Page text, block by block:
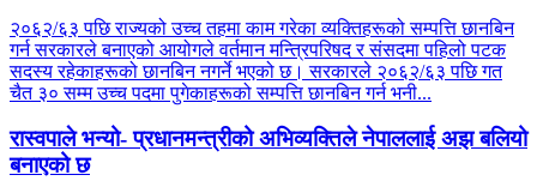
२०६२/६३ पछि राज्यको उच्च तहमा काम गरेका व्यक्तिहरूको सम्पत्ति छानबिन
गर्न सरकारले बनाएको आयोगले वर्तमान मन्त्रिपरिषद र संसदमा पहिलो पटक
सदस्य रहेकाहरूको छानबिन नगर्ने भएको छ। सरकारले २०६२/६३ पछि गत
चैत ३० सम्म उच्च पदमा पुगेकाहरूको सम्पत्ति छानबिन गर्न भनी...
रास्वपाले भन्यो- प्रधानमन्त्रीको अभिव्यक्तिले नेपाललाई अझ बलियो
बनाएको छ